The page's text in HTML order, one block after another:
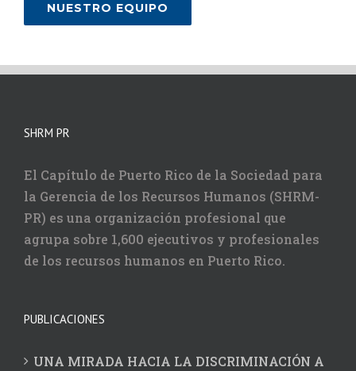
NUESTRO EQUIPO
SHRM PR
El Capítulo de Puerto Rico de la Sociedad para
la Gerencia de los Recursos Humanos (SHRM-
PR) es una organización profesional que
agrupa sobre 1,600 ejecutivos y profesionales
de los recursos humanos en Puerto Rico.
PUBLICACIONES
UNA MIRADA HACIA LA DISCRIMINACIÓN A